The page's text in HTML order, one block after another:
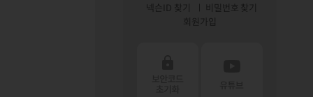
넥슨ID 찾기
비밀번호 찾기
회원가입